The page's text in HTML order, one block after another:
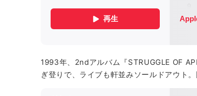
1993年、2ndアルバム『STRUGGLE OF
ぎ登りで、ライブも軒並みソールドアウト